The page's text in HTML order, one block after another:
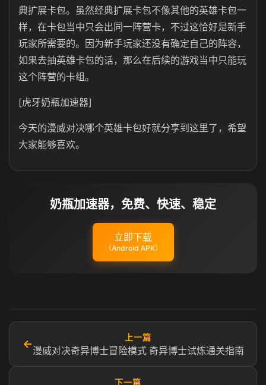
典扩展卡包。虽然经典扩展卡包不像其他的英雄卡包一
样，在卡包当中只会出同一阵营卡，不过这恰好是新手
玩家所需要的。因为新手玩家还没有确定自己的阵容，
如果去抽英雄卡包的话，那么在后续的游戏当中只能玩
这个阵营的卡组。
[虎牙奶瓶加速器]
今天的漫威对决哪个英雄卡包好就分享到这里了，希望
大家能够喜欢。
奶瓶加速器，免费、快速、稳定
立即下载
（Android APK）
←
上一篇
漫威对决奇异博士冒险模式 奇异博士试炼通关指南
下一篇